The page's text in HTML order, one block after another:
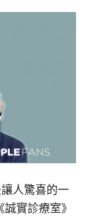
人驚喜的一
實診療室》